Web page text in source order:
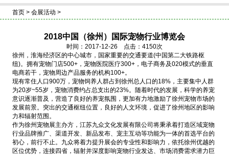
首页 > 会展活动 >
2018中国（徐州）国际宠物行业博览会
时间：2017-12-26 点击：4150次
徐州，淮海经济区的中心城市，国家重要的交通要道(中国第二大铁路枢
纽)。拥有宠物门店500+，宠物医院医疗300+，电子商务及020模式的垂直
电商若干，宠物周边产品服务的机构100+。
现有常住人口900万，宠物饲养人群占到徐州总人口的18%，主要集中人群
为20岁~55岁，宠物消费约占总支出的23%。随着时代的发展，科学的养宠
意识逐渐普及，营造了良好的养宠氛围，更加有力地激励了徐州宠物市场的
发展前景。突出的交通枢纽位置，良好的人文环境，促进了徐州地区的影响
力和辐射范围。
作为徐州宠物展主办方，江苏九众文化发展有限公司将秉承着打造区域宠物
行业品牌推广、渠道开发、新品发布、宠主互动等功能为一体的首选平台的
初心，前行不止。九众将着力提升展会的专业性和影响力，依托徐州优越的
区位优势，连接四省，辐射并深度影响宠物行业发达、市场消费需求潜力巨